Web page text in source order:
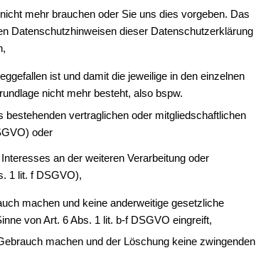
mehr brauchen oder Sie uns dies vorgeben. Das
Datenschutzhinweisen dieser Datenschutzerklärung
ist und damit die jeweilige in den einzelnen
nicht mehr besteht, also bspw.
bestehenden vertraglichen oder mitgliedschaftlichen
oder
an der weiteren Verarbeitung oder
1 lit. f DSGVO),
machen und keine anderweitige gesetzliche
von Art. 6 Abs. 1 lit. b-f DSGVO eingreift,
machen und der Löschung keine zwingenden